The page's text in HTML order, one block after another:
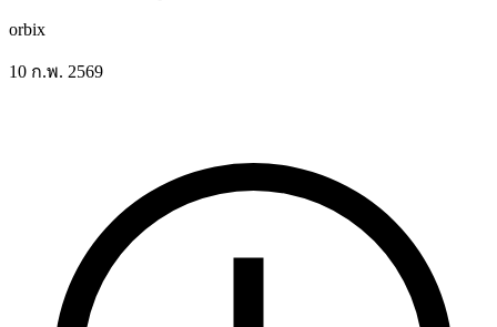
orbix
10 ก.พ. 2569